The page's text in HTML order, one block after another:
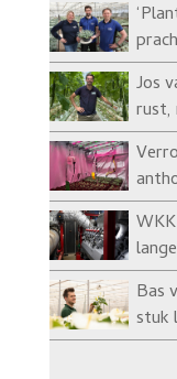
Jos
rust,
Bas
stuk